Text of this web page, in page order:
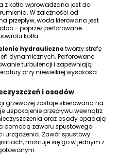
kotła wprowadzana jest do
W zależności od
przepływ, woda kierowana jest
– poprzez perforowane
kotła.
hydraulicznetworzy strefę
dynamicznych. Perforowane
turbulencji i zapewniają
przy niewielkiej wysokości
i osadów
zostaje skierowana na
uspokojenie przepływu wewnątrz
oraz osady opadają
pomocą zaworu spustowego
urządzenia. Zawór spustowy
montuje się go w jednym z